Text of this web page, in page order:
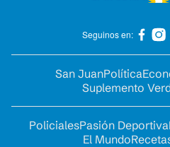
Seguinos en:
San JuanPolítica
Suplemento
PolicialesPasión Deportiva
El Mundo